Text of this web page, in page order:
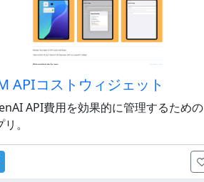
APIコストウィジェット
API費用を効果的に管理するための
。